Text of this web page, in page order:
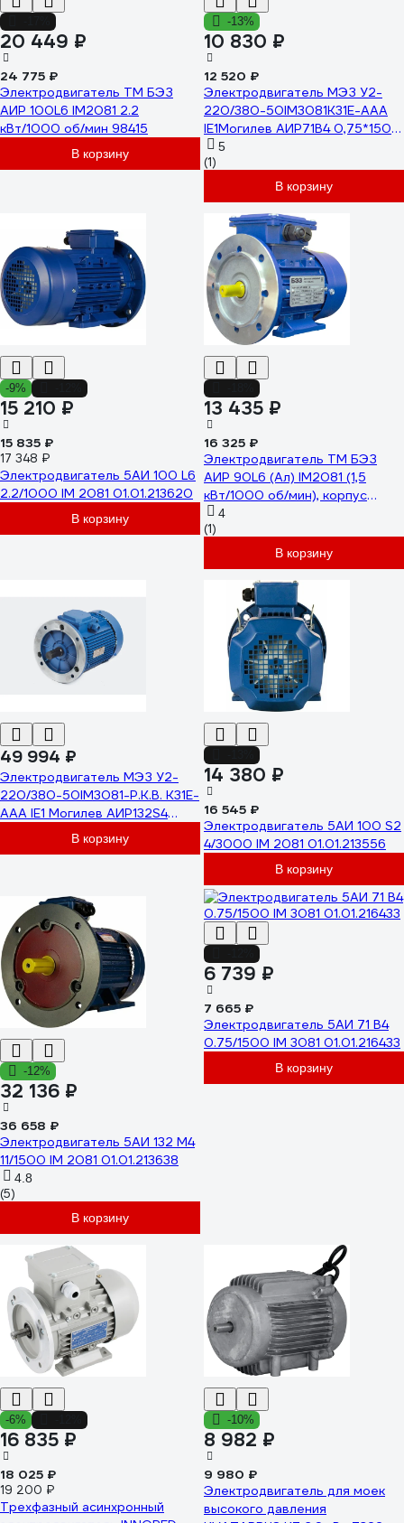
20 449 ₽
24 775 ₽
Электродвигатель ТМ БЭЗ
АИР 100L6 IM2081 2.2
кВт/1000 об/мин 98415
В корзину
-13%
10 830 ₽
12 520 ₽
Электродвигатель МЭЗ У2-
220/380-50IM3081К31Е-ААА
IE1Могилев АИР71В4 0,75*1500
3081
5
(1)
В корзину
-9%
15 210 ₽
15 835 ₽
17 348 ₽
Электродвигатель 5АИ 100 L6
2.2/1000 IM 2081 01.01.213620
В корзину
13 435 ₽
16 325 ₽
Электродвигатель ТМ БЭЗ
АИР 90L6 (Ал) IM2081 (1,5
кВт/1000 об/мин), корпус
алюминий 42466
4
(1)
В корзину
49 994 ₽
Электродвигатель МЭЗ У2-
220/380-50IM3081-Р.К.В. К31Е-
ААА IE1 Могилев АИР132S4
7,5*1500 3081В корзину
14 380 ₽
16 545 ₽
Электродвигатель 5АИ 100 S2
4/3000 IM 2081 01.01.213556
В корзину
-12%
32 136 ₽
36 658 ₽
Электродвигатель 5АИ 132 М4
11/1500 IM 2081 01.01.213638
4.8
(5)
В корзину
6 739 ₽
7 665 ₽
Электродвигатель 5АИ 71 В4
0.75/1500 IM 3081 01.01.216433
В корзину
-6%
16 835 ₽
18 025 ₽
19 200 ₽
Трехфазный асинхронный
-10%
8 982 ₽
9 980 ₽
Электродвигатель для моек
высокого давления